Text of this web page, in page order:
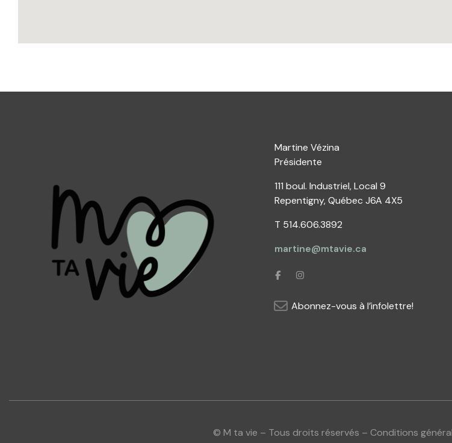
Martine Vézina
Présidente
111 boul. Industriel, Local 9
Repentigny, Québec J6A 4X5
T 514.606.3892
martine@mtavie.ca
Abonnez-vous à l’infolettre!
© M ta vie – Tous droits réservés – Conditions